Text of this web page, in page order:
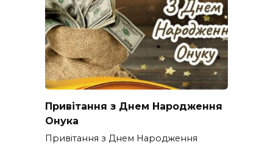
Привітання з Днем Народження
Онука
Привітання з Днем Народження